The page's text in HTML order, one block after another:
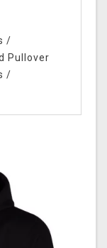
/
Pullover
/